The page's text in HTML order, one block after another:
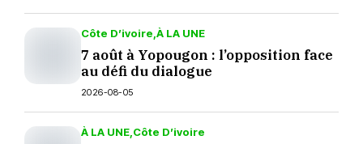
Côte D’ivoire À LA UNE
7 août à Yopougon : l’opposition face
au défi du dialogue
2026-08-05
À LA UNE Côte D’ivoire